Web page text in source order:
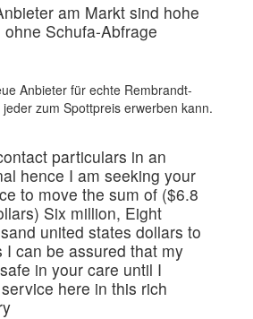
am Markt sind hohe
Schufa-Abfrage
Anbieter für echte Rembrandt-
zum Spottpreis erwerben kann.
particulars in an
hence I am seeking your
to move the sum of ($6.8
Six million, Eight
united states dollars to
I can be assured that my
in your care until I
here in this rich